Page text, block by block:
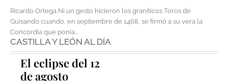
Ricardo Ortega Ni un gesto hicieron los graníticos Toros de
Guisando cuando, en septiembre de 1468, se firmó a su vera la
Concordia que ponía...
CASTILLA Y LEÓN AL DÍA
El eclipse del 12
de agosto